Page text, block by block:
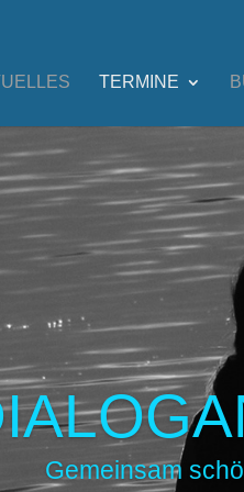
TERMINE
Gemeinsam